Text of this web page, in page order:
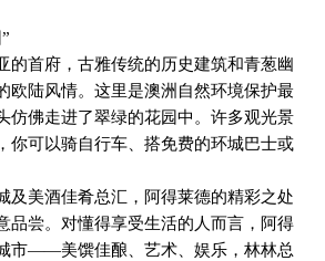
的首府，古雅传统的历史建筑和青葱幽
欧陆风情。这里是澳洲自然环境保护最
仿佛走进了翠绿的花园中。许多观光景
你可以骑自行车、搭免费的环城巴士或
及美酒佳肴总汇，阿得莱德的精彩之处
品尝。对懂得享受生活的人而言，阿得
市——美馔佳酿、艺术、娱乐，林林总